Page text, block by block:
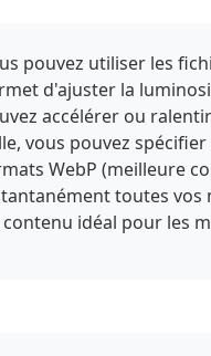
pouvez utiliser les
d'ajuster la
accélérer ou
vous pouvez
WebP (meilleure
toutes vos
idéal pour les